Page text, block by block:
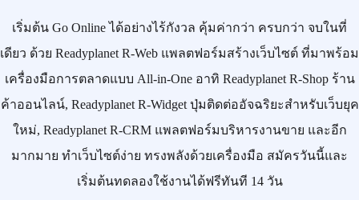
เริ่มต้น Go Onlineได้อย่างไร้กังวล คุ้มค่ากว่า ครบกว่า จบในที่
เดียว ด้วย Readyplanet R-Web แพลตฟอร์มสร้างเว็บไซต์ ที่มาพร้อม
เครื่องมือการตลาดแบบ All-in-Oneอาทิ Readyplanet R-Shopร้าน
ค้าออนไลน์, Readyplanet R-Widgetปุ่มติดต่ออัจฉริยะสำหรับเว็บยุค
ใหม่, Readyplanet R-CRMแพลตฟอร์มบริหารงานขาย และอีก
มากมาย ทำเว็บไซต์ง่าย ทรงพลังด้วยเครื่องมือ สมัครวันนี้และ
เริ่มต้นทดลองใช้งานได้ฟรีทันที 14 วัน